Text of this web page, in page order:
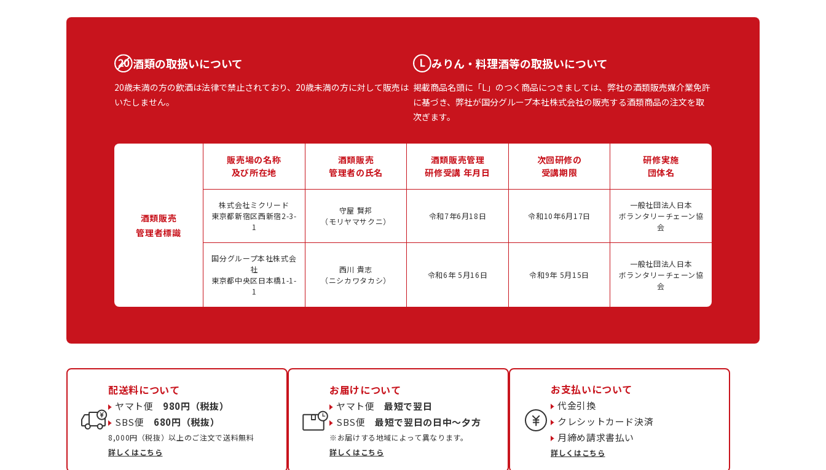
酒類の取扱いについて
20歳未満の方の飲酒は法律で禁止されており、20歳未満の方に対して販売は
いたしません。
みりん・料理酒等の取扱いについて
掲載商品名頭に「L」のつく商品につきましては、弊社の酒類販売媒介業免許
に基づき、弊社が国分グループ本社株式会社の販売する酒類商品の注文を取
次ぎます。
酒類販売
管理者標識
販売場の名称
及び所在地
酒類販売
管理者の氏名
酒類販売管理
研修受講 年月日
次回研修の
受講期限
研修実施
団体名
株式会社ミクリード
東京都新宿区西新宿2-3-
1
守屋 賢邦
（モリヤマサクニ）
令和7年6月18日 令和10年6月17日
一般社団法人日本
ボランタリーチェーン協
会
国分グループ本社株式会
社
東京都中央区日本橋1-1-
1
西川 貴志
（ニシカワタカシ）
令和6年 5月16日 令和9年 5月15日
一般社団法人日本
ボランタリーチェーン協
会
配送料について
ヤマト便 980円（税抜）
SBS便 680円（税抜）
8,000円（税抜）以上のご注文で送料無料
詳しくはこちら
お届けについて
ヤマト便最短で翌日
SBS便最短で翌日の日中〜夕方
※お届けする地域によって異なります。
詳しくはこちら
お支払いについて
代金引換
クレシットカード決済
月締め請求書払い
詳しくはこちら